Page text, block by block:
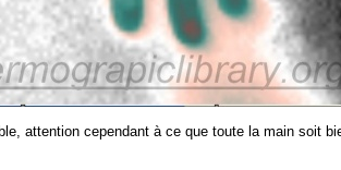
attention cependant à ce que toute la main soit